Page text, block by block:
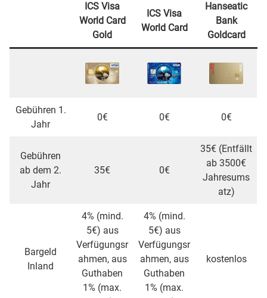
ICS Visa
World Card
Gold
ICS Visa
World Card
Hanseatic
Bank
Goldcard
Gebühren 1.
Jahr
0€ 0€ 0€
Gebühren
ab dem 2.
Jahr
35€ 0€
35€ (Entfällt
ab 3500€
Jahresums
atz)
Bargeld
Inland
4% (mind.
5€) aus
Verfügungsr
ahmen, aus
Guthaben
1% (max.
4% (mind.
5€) aus
Verfügungsr
ahmen, aus
Guthaben
1% (max.
kostenlos